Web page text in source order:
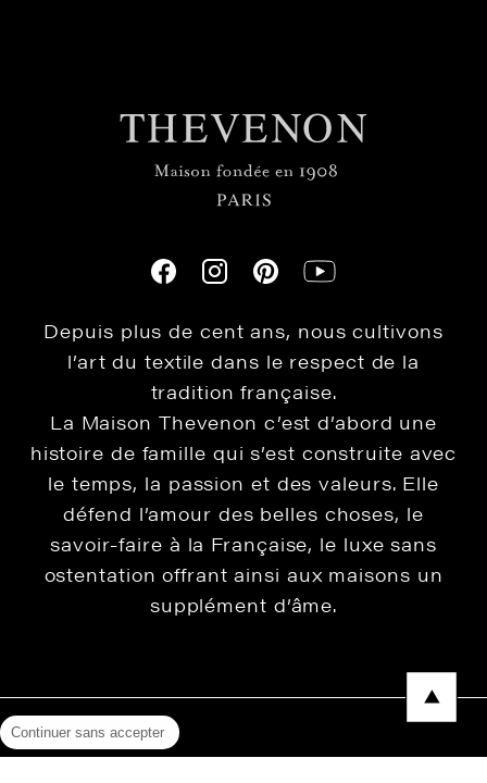
Depuis plus de cent ans, nous cultivons
l’art du textile dans le respect de la
tradition française.
La Maison Thevenon c’est d’abord une
histoire de famille qui s’est construite avec
le temps, la passion et des valeurs. Elle
défend l’amour des belles choses, le
savoir-faire à la Française, le luxe sans
ostentation offrant ainsi aux maisons un
supplément d’âme.
Continuer sans accepter